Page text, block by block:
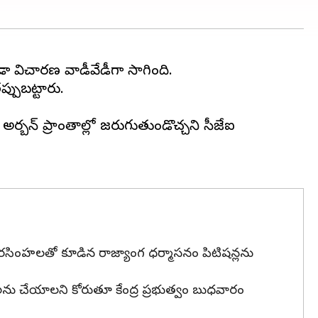
విచారణ వాడీవేడీగా సాగింది.
ప్రాంతాల్లో జరుగుతుండొచ్చని సీజేఐ
కూడిన రాజ్యాంగ ధర్మాసనం పిటిషన్లను
చేయాలని కోరుతూ కేంద్ర ప్రభుత్వం బుధవారం